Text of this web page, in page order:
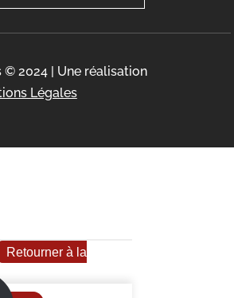
© 2024 | Une réalisation
Légales
Retourner à la